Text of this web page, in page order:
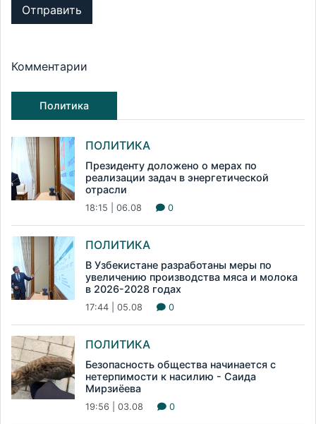
Отправить
Комментарии
Политика
ПОЛИТИКА
Президенту доложено о мерах по
реализации задач в энергетической
отрасли
18:15 | 06.08 0
ПОЛИТИКА
В Узбекистане разработаны меры по
увеличению производства мяса и молока
в 2026-2028 годах
17:44 | 05.08 0
ПОЛИТИКА
Безопасность общества начинается с
нетерпимости к насилию - Саида
Мирзиёева
19:56 | 03.08 0